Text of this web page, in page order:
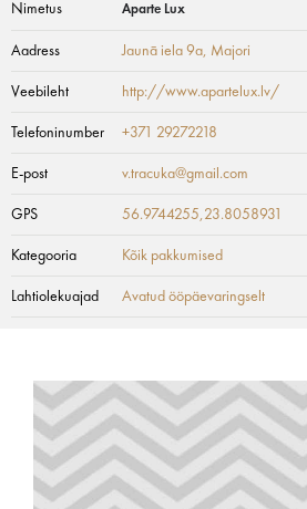
Nimetus Aparte Lux
Aadress Jaunā iela 9a, Majori
Veebileht http://www.apartelux.lv/
Telefoninumber +371 29272218
E-post v.tracuka@gmail.com
GPS 56.9744255,23.8058931
Kategooria Kõik pakkumised
Lahtiolekuajad Avatud ööpäevaringselt